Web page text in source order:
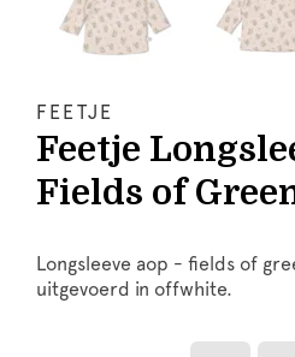
FEETJE
Feetje
Fields of
Longsleeve aop - fields of
uitgevoerd in offwhite.